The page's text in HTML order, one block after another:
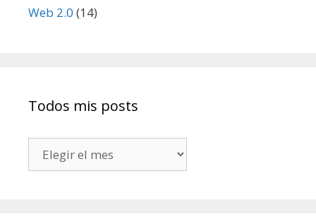
Web 2.0 (14)
Todos mis posts
mis